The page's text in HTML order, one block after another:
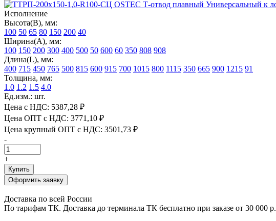
Исполнение
Высота(В), мм:
100 50 65 80 150 200 40
Ширина(А), мм:
100 150 200 300 400 500 50 600 60 350 808 908
Длина(L), мм:
400 715 450 765 500 815 600 915 700 1015 800 1115 350 665 900 1215 91
Толщина, мм:
1.0 1.2 1.5 4.0
Ед.изм.: шт.
Цена с НДС: 5387,28 ₽
Цена ОПТ с НДС: 3771,10 ₽
Цена крупный ОПТ с НДС: 3501,73 ₽
-
+
Купить
Оформить заявку
Доставка по всей России
По тарифам ТК. Доставка до терминала ТК бесплатно при заказе от 30 000 р.